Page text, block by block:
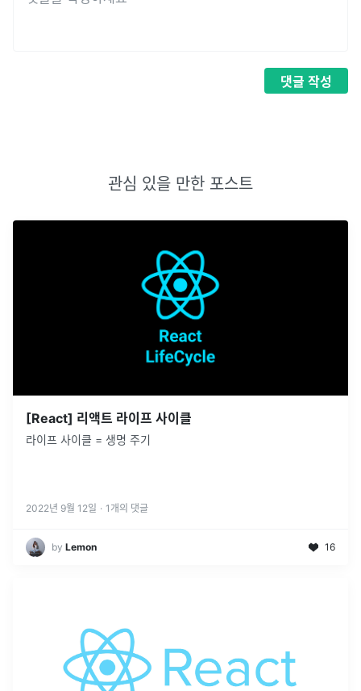
댓글 작성
관심 있을 만한 포스트
[React] 리액트 라이프 사이클
라이프 사이클 = 생명 주기
2022년 9월 12일 · 1 개의 댓글
by Lemon 16